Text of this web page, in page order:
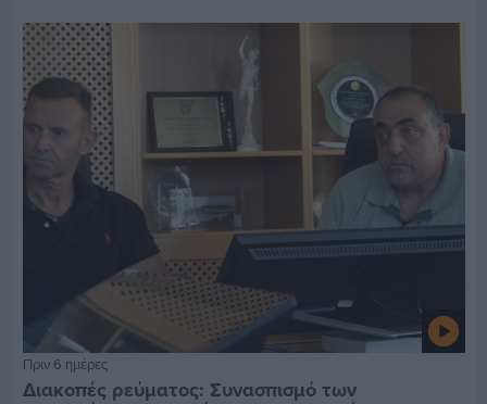
Πριν 6 ημέρες
Διακοπές ρεύματος: Συνασπισμό των